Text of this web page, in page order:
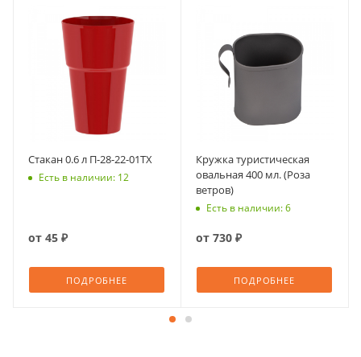
Стакан 0.6 л П-28-22-01ТХ
Есть в наличии: 12
от 45 ₽
ПОДРОБНЕЕ
Кружка туристическая
овальная 400 мл. (Роза
ветров)
Есть в наличии: 6
от 730 ₽
ПОДРОБНЕЕ